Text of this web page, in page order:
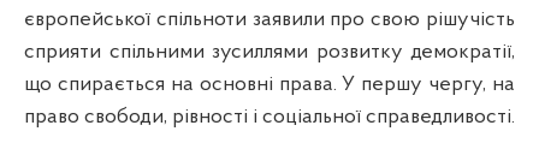
європейської спільноти заявили про свою рішучість
сприяти спільними зусиллями розвитку демократії,
що спирається на основні права. У першу чергу, на
право свободи, рівності і соціальної справедливості.